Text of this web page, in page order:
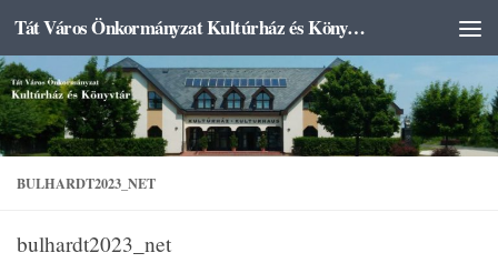
Skip to content Tát Város Önkormányzat Kultúrház és Könyvtár
BULHARDT2023_NET
bulhardt2023_net